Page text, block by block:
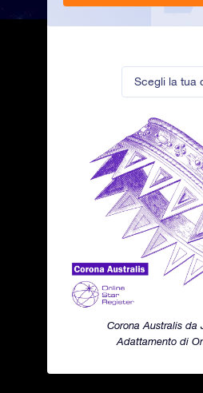
Scegli la tua
Corona Australis da
Adattamento di